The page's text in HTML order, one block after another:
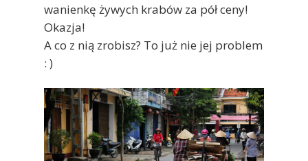
wanienkę żywych krabów za pół ceny!
Okazja!
A co z nią zrobisz? To już nie jej problem
: )